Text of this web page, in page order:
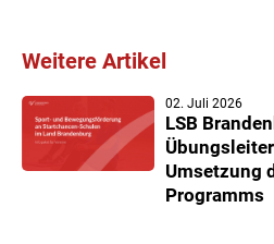
Weitere Artikel
LSB
Umsetzung
Programms
02. Juli 2026